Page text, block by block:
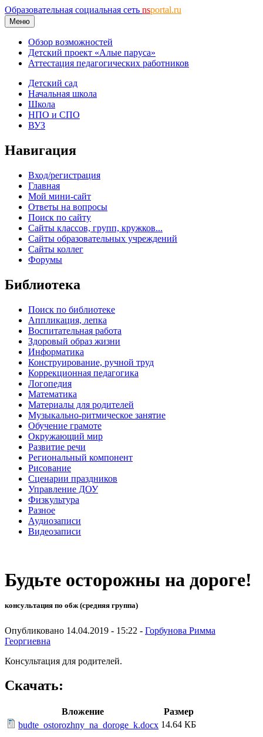
Образовательная социальная сеть nsportal.ru
Меню
Обзор возможностей
Детский проект «Алые паруса»
Аттестация педагогических работников
Детский сад
Начальная школа
Школа
НПО и СПО
ВУЗ
Навигация
Вход/регистрация
Главная
Мой мини-сайт
Ответы на вопросы
Поиск по сайту
Сайты классов, групп, кружков...
Сайты образовательных учреждений
Сайты коллег
Форумы
Библиотека
Поиск по библиотеке
Аппликация, лепка
Воспитательная работа
Здоровый образ жизни
Информатика
Конструирование, ручной труд
Коррекционная педагогика
Логопедия
Математика
Материалы для родителей
Музыкально-ритмическое занятие
Обучение грамоте
Окружающий мир
Развитие речи
Региональный компонент
Рисование
Сценарии праздников
Управление ДОУ
Физкультура
Разное
Аудиозаписи
Видеозаписи
Будьте осторожны на дороге!
консультация по обж (средняя группа)
Опубликовано 14.04.2019 - 15:22 - Горбунова Римма
Георгиевна
Консультация для родителей.
Скачать:
Вложение
Размер
budte_ostorozhny_na_doroge_k.docx 14.64 КБ